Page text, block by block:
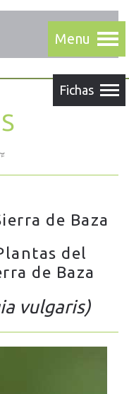
de Baza
del
de Baza
vulgaris)